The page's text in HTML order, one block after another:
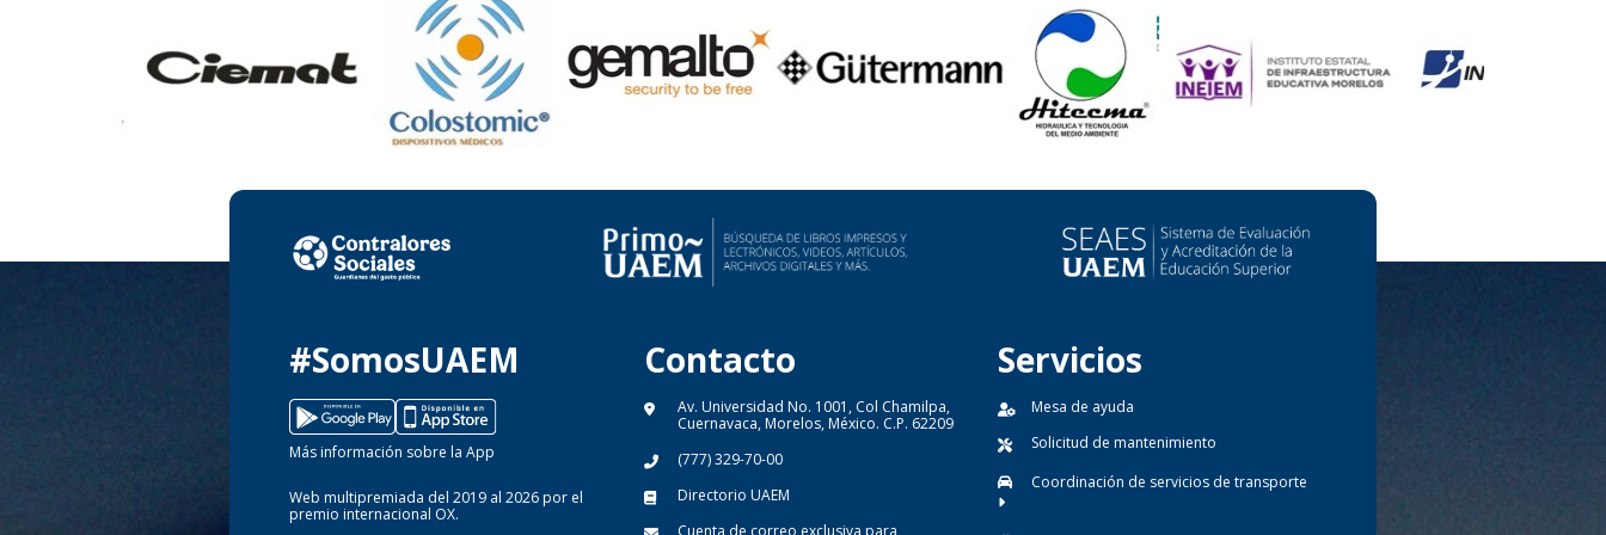
#SomosUAEM
Más información sobre la App
Web multipremiada del 2019 al 2026 por el
premio internacional OX.
Contacto
Av. Universidad No. 1001, Col Chamilpa,
Cuernavaca, Morelos, México. C.P. 62209
(777) 329-70-00
Directorio UAEM
Servicios
Mesa de ayuda
Solicitud de mantenimiento
Coordinación de servicios de transporte